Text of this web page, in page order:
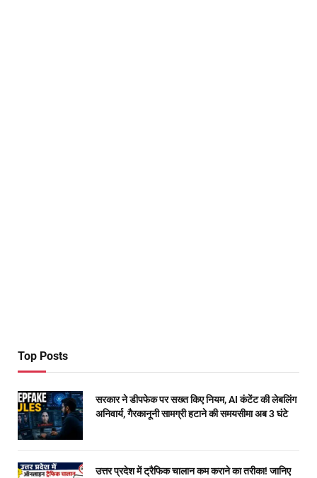
Top Posts
सरकार ने डीपफेक पर सख्त किए नियम, AI कंटेंट की लेबलिंग
अनिवार्य, गैरकानूनी सामग्री हटाने की समयसीमा अब 3 घंटे
उत्तर प्रदेश में ट्रैफिक चालान कम कराने का तरीका! जानिए